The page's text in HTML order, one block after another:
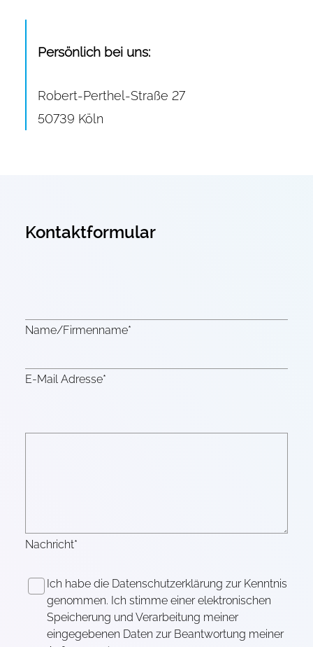
Persönlich bei uns:
Robert-Perthel-Straße 27
50739 Köln
Kontaktformular
Name/Firmenname*
E-Mail Adresse*
Nachricht*
Ich habe die Datenschutzerklärung zur Kenntnis
genommen. Ich stimme einer elektronischen
Speicherung und Verarbeitung meiner
eingegebenen Daten zur Beantwortung meiner